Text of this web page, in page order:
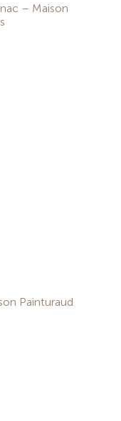
– Maison
Painturaud